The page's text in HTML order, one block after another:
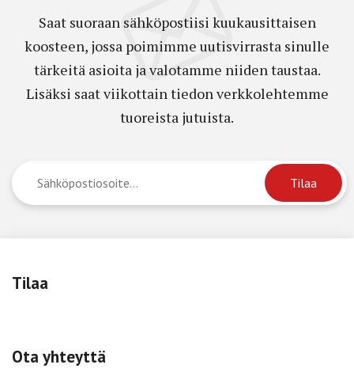
Saat suoraan sähköpostiisi kuukausittaisen
koosteen, jossa poimimme uutisvirrasta sinulle
tärkeitä asioita ja valotamme niiden taustaa.
Lisäksi saat viikottain tiedon verkkolehtemme
tuoreista jutuista.
Tilaa
Ota yhteyttä